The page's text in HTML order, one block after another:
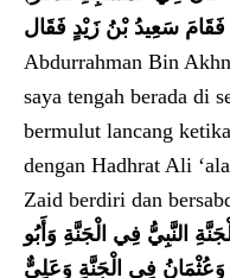
فَقَامَ سَعِيدُ بْنُ زَيْدٍ فَقَال
Abdurrahman Bin
saya tengah berada di
bermulut lancang
dengan Hadhrat Ali
Zaid berdiri dan
النَّبِيُّ فِي الْجَنَّةِ وَأَبُو
فِي الْجَنَّةِ وَعَلِيٌّ